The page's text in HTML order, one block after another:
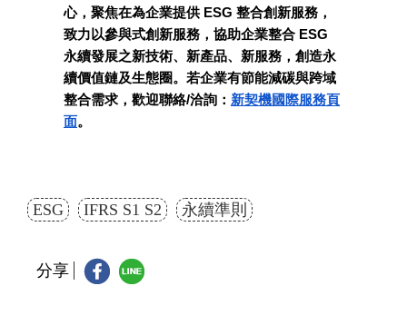
心，聚焦在為企業提供 ESG 整合創新服務，
致力以參與式創新服務，協助企業整合 ESG
永續發展之新技術、新產品、新服務，創造永
續價值鏈及生態圈。若企業有節能減碳與跨域
整合需求，歡迎聯絡/洽詢： 新契機國際服務頁
面。
ESG IFRS S1 S2 永續準則
分享